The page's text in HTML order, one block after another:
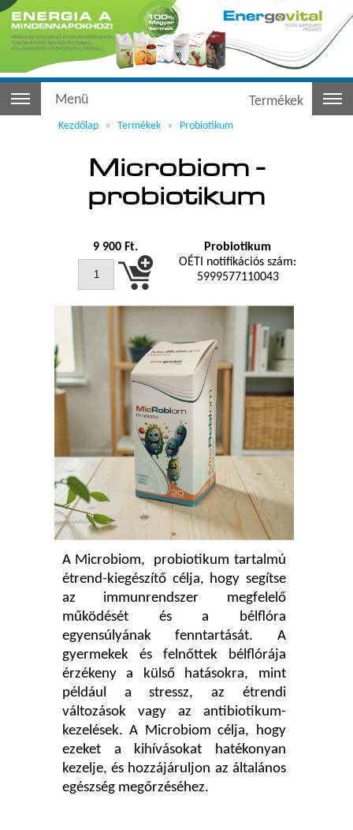
Termékek
Menü
Kezdőlap Termékek Probiotikum
Microbiom -
probiotikum
9 900 Ft.
Probiotikum
OÉTI notifikációs szám:
5999577110043
A Microbiom, probiotikum tartalmú
étrend-kiegészítő célja, hogy segítse
az immunrendszer megfelelő
működését és a bélflóra
egyensúlyának fenntartását. A
gyermekek és felnőttek bélflórája
érzékeny a külső hatásokra, mint
például a stressz, az étrendi
változások vagy az antibiotikum-
kezelések. A Microbiom célja, hogy
ezeket a kihívásokat hatékonyan
kezelje, és hozzájáruljon az általános
egészség megőrzéséhez.